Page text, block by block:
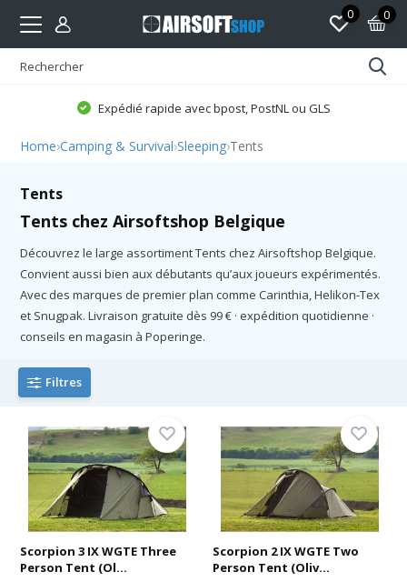
0 0
Expédié rapide avec bpost, PostNL ou GLS
Home›Camping & Survival›Sleeping›Tents
Tents
Tents chez Airsoftshop Belgique
Découvrez le large assortiment Tents chez Airsoftshop Belgique.
Convient aussi bien aux débutants qu’aux joueurs expérimentés.
Avec des marques de premier plan comme Carinthia, Helikon-Tex
et Snugpak. Livraison gratuite dès 99 € · expédition quotidienne ·
conseils en magasin à Poperinge.
Filtres
Scorpion 3 IX WGTE Three
Person Tent (Ol...
Scorpion 2 IX WGTE Two
Person Tent (Oliv...